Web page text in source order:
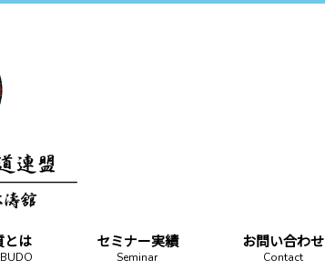
とは セミナー実績
Seminar
お問い合わせ
Contact